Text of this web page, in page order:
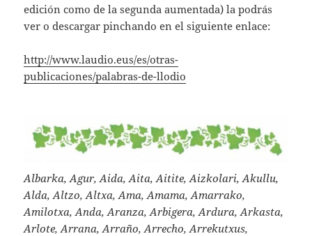
edición como de la segunda aumentada) la podrás
ver o descargar pinchando en el siguiente enlace:
http://www.laudio.eus/es/otras-
publicaciones/palabras-de-llodio
Albarka, Agur, Aida, Aita, Aitite, Aizkolari, Akullu,
Alda, Altzo, Altxa, Ama, Amama, Amarrako,
Amilotxa, Anda, Aranza, Arbigera, Ardura, Arkasta,
Arlote, Arrana, Arraño, Arrecho, Arrekutxus,